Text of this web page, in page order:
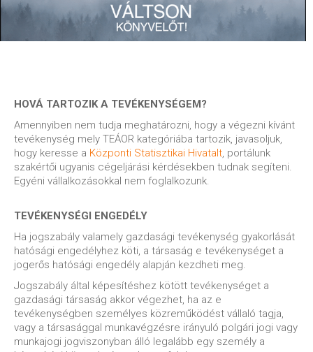
HOVÁ TARTOZIK A TEVÉKENYSÉGEM?
Amennyiben nem tudja meghatározni, hogy a végezni kívánt
tevékenység mely TEÁOR kategóriába tartozik, javasoljuk,
hogy keresse a Központi Statisztikai Hivatalt , portálunk
szakértői ugyanis cégeljárási kérdésekben tudnak segíteni.
Egyéni vállalkozásokkal nem foglalkozunk.
TEVÉKENYSÉGI ENGEDÉLY
Ha jogszabály valamely gazdasági tevékenység gyakorlását
hatósági engedélyhez köti, a társaság e tevékenységet a
jogerős hatósági engedély alapján kezdheti meg.
Jogszabály által képesítéshez kötött tevékenységet a
gazdasági társaság akkor végezhet, ha az e
tevékenységben személyes közreműködést vállaló tagja,
vagy a társasággal munkavégzésre irányuló polgári jogi vagy
munkajogi jogviszonyban álló legalább egy személy a